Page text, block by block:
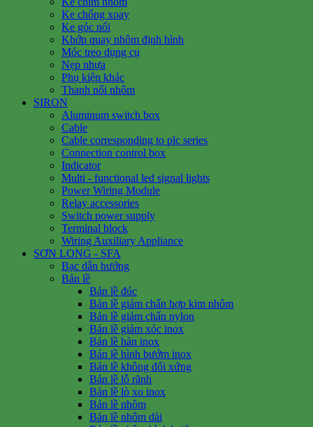
Ke chống xoay
Ke góc nổi
Khớp quay nhôm định hình
Móc treo dụng cụ
Nẹp nhựa
Phụ kiện khác
Thanh nối nhôm
SIRON
Aluminum switch box
Cable
Cable corresponding to plc series
Connection control box
Indicator
Multi - functional led signal lights
Power Wiring Module
Relay accessories
Switch power supply
Terminal block
Wiring Auxiliary Appliance
SƠN LONG - SFA
Bạc dẫn hướng
Bản lề
Bản lề đúc
Bản lề giảm chấn hợp kim nhôm
Bản lề giảm chấn nylon
Bản lề giảm xóc inox
Bản lề hàn inox
Bản lề hình bướm inox
Bản lề không đối xứng
Bản lề lỗ rãnh
Bản lề lò xo inox
Bản lề nhôm
Bản lề nhôm dài